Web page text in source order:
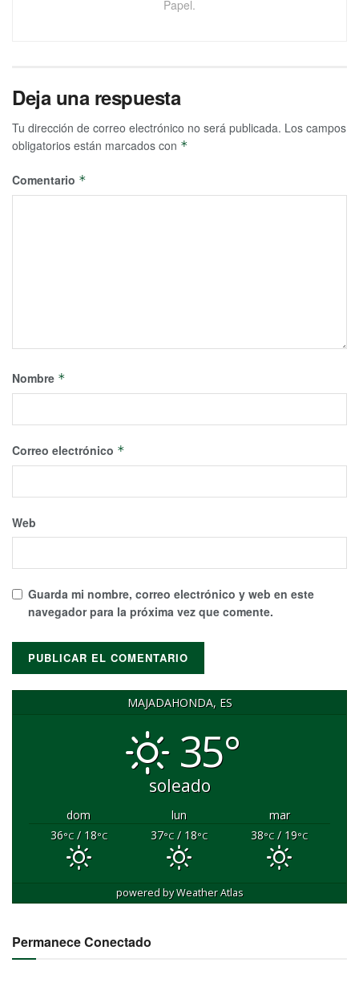
Papel.
Deja una respuesta
Tu dirección de correo electrónico no será publicada. Los campos
obligatorios están marcados con *
Comentario *
Nombre *
Correo electrónico *
Web
Guarda mi nombre, correo electrónico y web en este
navegador para la próxima vez que comente.
MAJADAHONDA, ES
35°
soleado
dom lun
mar
36°C/ 18°C 37°C/ 18°C 38°C/ 19°C
powered byWeather Atlas
Permanece Conectado